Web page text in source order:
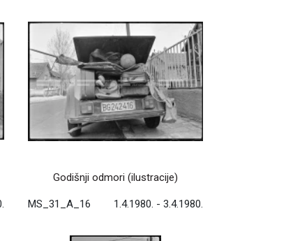
Godišnji odmori (ilustracije)
MS_31_A_16 1.4.1980. - 3.4.1980.